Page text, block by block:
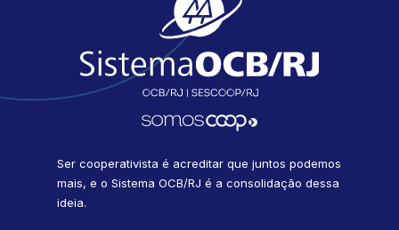
Ser cooperativista é acreditar que juntos podemos
mais, e o Sistema OCB/RJ é a consolidação dessa
ideia.